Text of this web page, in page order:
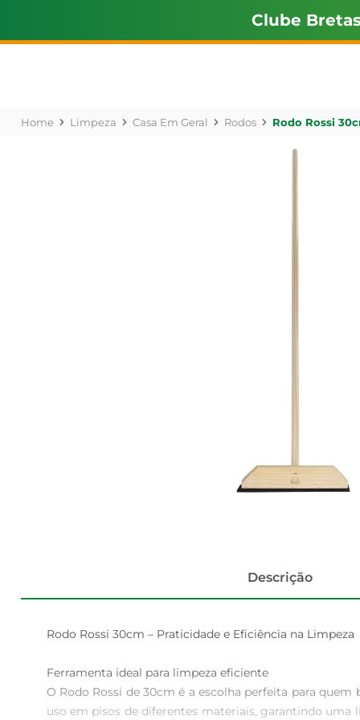
Clube Bretas
Limpeza Casa Em Geral Rodos Rodo Rossi
Descrição
Rodo Rossi 30cm – Praticidade e Eficiência na Limpeza
Ferramenta ideal para limpeza eficiente
O Rodo Rossi de 30cm é a escolha perfeita para
uso em pisos de diferentes materiais, garantindo